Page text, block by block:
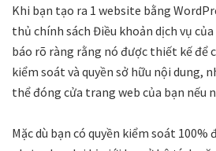
Khi bạn tạo ra 1 website bằng
thủ chính sách Điều khoản dịch vụ
báo rõ ràng rằng nó được thiết kế để
kiểm soát và quyền sở hữu nội dung,
thể đóng cửa trang web của bạn nếu
Mặc dù bạn có quyền kiểm soát 100%